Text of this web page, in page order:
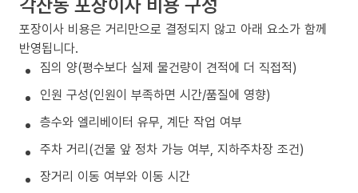
포장이사 비용은 거리만으로 결정되지 않고 아래 요소가 함께
반영됩니다.
짐의 양(평수보다 실제 물건량이 견적에 더 직접적)
인원 구성(인원이 부족하면 시간/품질에 영향)
층수와 엘리베이터 유무, 계단 작업 여부
주차 거리(건물 앞 정차 가능 여부, 지하주차장 조건)
장거리 이동 여부와 이동 시간